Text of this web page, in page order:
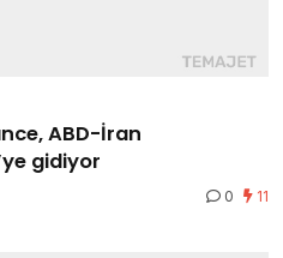
ABD-İran
gidiyor
0 11